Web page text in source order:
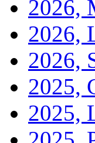
2026,
2026,
2026,
2025,
2025,